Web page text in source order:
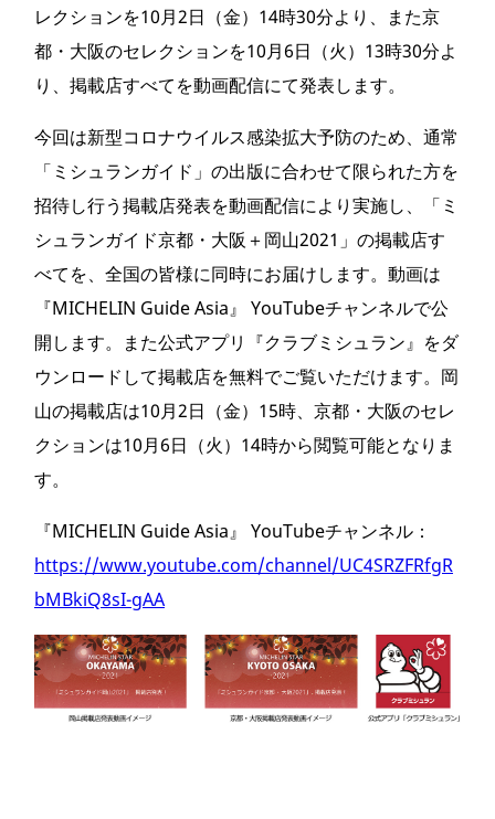
レクションを10月2日（金）14時30分より、また京
都・大阪のセレクションを10月6日（火）13時30分よ
り、掲載店すべてを動画配信にて発表します。
今回は新型コロナウイルス感染拡大予防のため、通常
「ミシュランガイド」の出版に合わせて限られた方を
招待し行う掲載店発表を動画配信により実施し、「ミ
シュランガイド京都・大阪＋岡山2021」の掲載店す
べてを、全国の皆様に同時にお届けします。動画は
『MICHELIN Guide Asia』 YouTubeチャンネルで公
開します。また公式アプリ『クラブミシュラン』をダ
ウンロードして掲載店を無料でご覧いただけます。岡
山の掲載店は10月2日（金）15時、京都・大阪のセレ
クションは10月6日（火）14時から閲覧可能となりま
す。
『MICHELIN Guide Asia』 YouTubeチャンネル：
https://www.youtube.com/channel/UC4SRZFRfgR
bMBkiQ8sI-gAA